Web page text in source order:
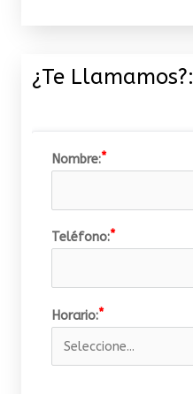
¿Te Llamamos?:
Nombre:
Teléfono:
Horario: